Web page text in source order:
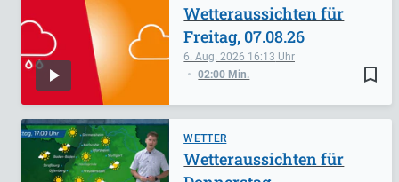
bookmark_border
6. Aug. 2026 16:13
02:00 Min.
Wetteraussichten für
Freitag, 07.08.26
WETTER
Wetteraussichten für